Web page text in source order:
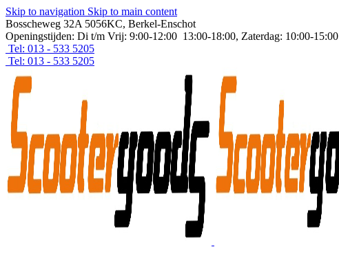
Skip to navigation Skip to main content
Bosscheweg 32A 5056KC, Berkel-Enschot
Openingstijden: Di t/m Vrij: 9:00-12:00 13:00-18:00, Zaterdag: 10:00-15:00
Tel: 013 - 533 5205
Tel: 013 - 533 5205